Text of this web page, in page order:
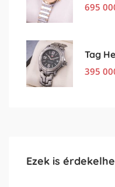
695
Tag
395
Ezek is